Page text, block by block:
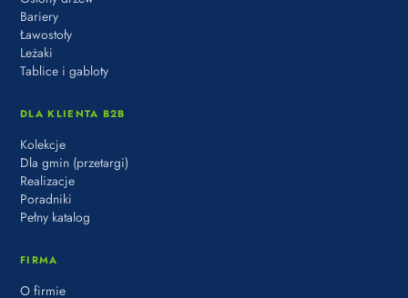
Bariery
Ławostoły
Leżaki
Tablice i gabloty
DLA KLIENTA B2B
Kolekcje
Dla gmin (przetargi)
Realizacje
Poradniki
Pełny katalog
FIRMA
O firmie